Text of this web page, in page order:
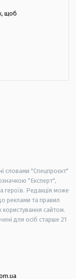
щоб
словами "Спецпроєкт"
"Експерт",
героїв. Редакція може
реклами та правил
сайтом.
для осіб старше 21